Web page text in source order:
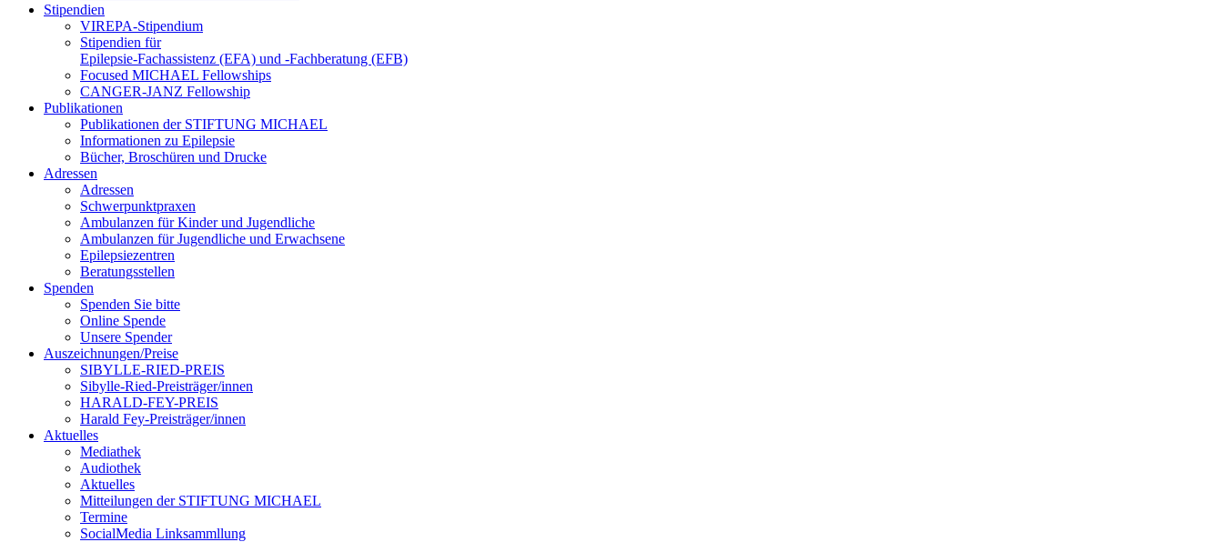
Stipendien
VIREPA-Stipendium
Stipendien für
Epilepsie-Fachassistenz (EFA) und -Fachberatung (EFB)
Focused MICHAEL Fellowships
CANGER-JANZ Fellowship
Publikationen
Publikationen der STIFTUNG MICHAEL
Informationen zu Epilepsie
Bücher, Broschüren und Drucke
Adressen
Adressen
Schwerpunktpraxen
Ambulanzen für Kinder und Jugendliche
Ambulanzen für Jugendliche und Erwachsene
Epilepsiezentren
Beratungsstellen
Spenden
Spenden Sie bitte
Online Spende
Unsere Spender
Auszeichnungen/Preise
SIBYLLE-RIED-PREIS
Sibylle-Ried-Preisträger/innen
HARALD-FEY-PREIS
Harald Fey-Preisträger/innen
Aktuelles
Mediathek
Audiothek
Aktuelles
Mitteilungen der STIFTUNG MICHAEL
Termine
SocialMedia Linksammllung